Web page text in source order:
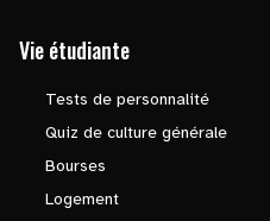
Vie étudiante
Tests de personnalité
Quiz de culture générale
Bourses
Logement